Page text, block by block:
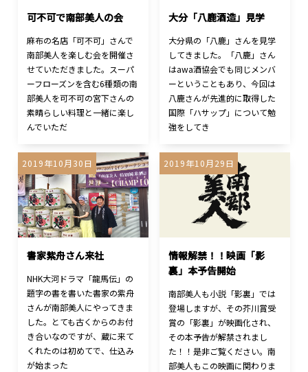
可不可で南部美人の会
麻布の名店「可不可」さんで
南部美人を楽しむ会を開催さ
せていただきました。スーパ
ーフローズンを含む6種類の南
部美人を可不可の宮下さんの
素晴らしい料理と一緒に楽し
んでいただ
大分「八鹿酒造」見学
大分県の「八鹿」さんを見学
してきました。「八鹿」さん
はawa酒協会でも同じメンバ
ーということもあり、今回は
八鹿さんが先進的に取得した
国際「ハサップ」について勉
強をしてき
2019年10月30日
書家紫舟さん来社
NHK大河ドラマ「龍馬伝」の
題字の書を書いた書家の紫舟
さんが南部美人にやってきま
した。とても古くからのお付
き合いなのですが、蔵に来て
くれたのは初めてで、仕込み
が始まった
2019年10月29日
情報解禁！！映画「影
裏」本予告開始
南部美人も小説「影裏」では
登場しますが、その芥川賞受
賞の「影裏」が映画化され、
その本予告が解禁されまし
た！！是非ご覧ください。南
部美人もこの映画に関わりま